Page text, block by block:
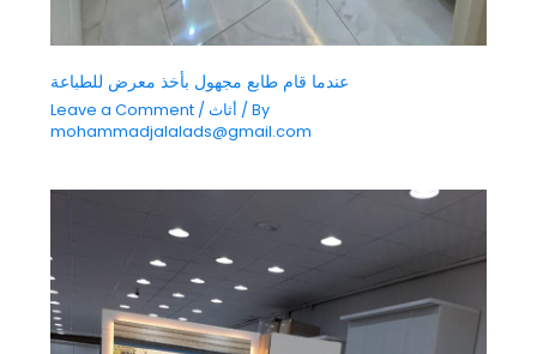
عندما قام طابع مجهول بأخذ معرض للطباعة
Leave a Comment / أثاث / By
mohammadjalalads@gmail.com